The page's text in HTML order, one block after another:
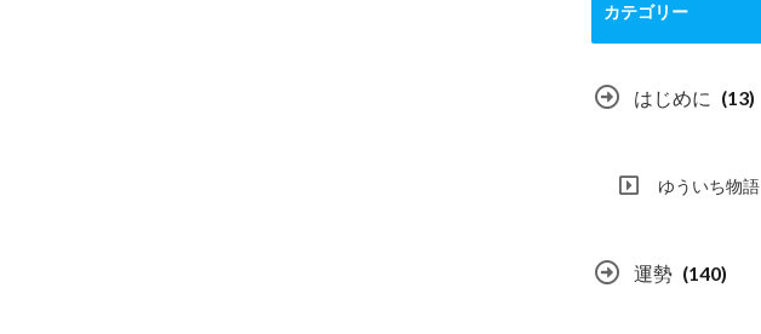
カテゴリー
はじめに (13)
ゆういち物語
運勢 (140)